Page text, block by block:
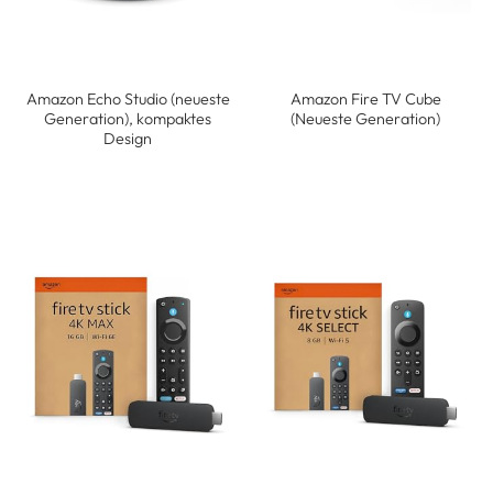
Amazon Echo Studio (neueste
Generation), kompaktes
Design
Amazon Fire TV Cube
(Neueste Generation)